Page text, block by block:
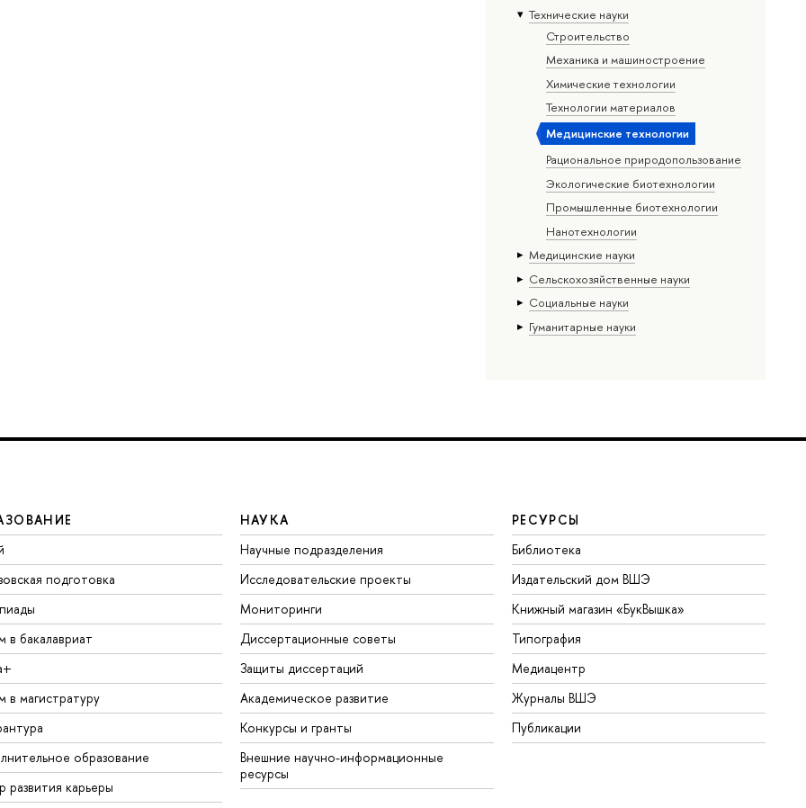
Тех­ничес­кие науки
Строительство
Механика и машиностроение
Химические технологии
Технологии материалов
Медицинские технологии
Рациональное природопользование
Экологические биотехнологии
Промышленные биотехнологии
Нанотехнологии
Медицинские науки
Сельскохозяйственные науки
Социальные науки
Гуманитарные науки
подготовка
в бакалавриат
в магистратуру
образование
развития карьеры
НАУКА
Научные подразделения
Исследовательские проекты
Мониторинги
Диссертационные советы
Защиты диссертаций
Академическое развитие
Конкурсы и гранты
Внешние научно-информационные
ресурсы
РЕСУРСЫ
Библиотека
Издательский дом ВШЭ
Книжный магазин «БукВышка»
Типография
Медиацентр
Журналы ВШЭ
Публикации